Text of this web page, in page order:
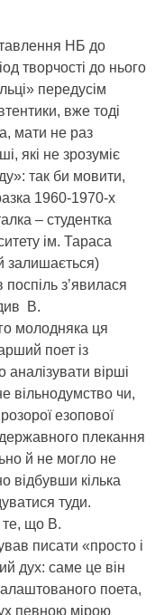
НБ до
творчості до нього
передусім
вже тоді
мати не раз
які не зрозуміє
так би мовити,
1960-1970-х
– студентка
ім. Тараса
залишається)
поспіль з’явилася
В.
молодняка ця
поет із
вірші
вільнодумство чи,
езопової
плекання
й не могло не
відбувши кілька
туди.
те, що В.
писати «просто і
дух: саме це він
поета,
певною мірою